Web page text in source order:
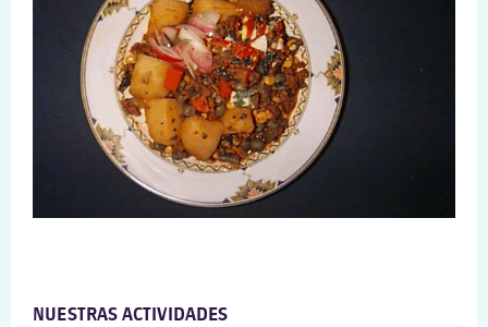
NUESTRAS ACTIVIDADES